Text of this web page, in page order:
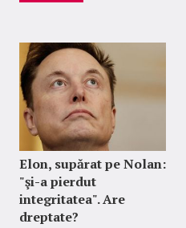
Elon, supărat pe Nolan:
"şi-a pierdut
integritatea". Are
dreptate?